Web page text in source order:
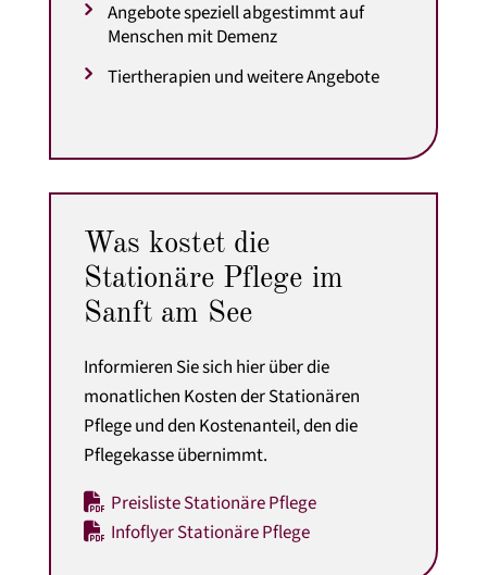
Angebote speziell abgestimmt auf
Menschen mit Demenz
Tiertherapien und weitere Angebote
Was kostet die
Stationäre Pflege im
Sanft am See
Informieren Sie sich hier über die
monatlichen Kosten der Stationären
Pflegeund den Kostenanteil, den die
Pflegekasse übernimmt.
Preisliste Stationäre Pflege
Infoflyer Stationäre Pflege